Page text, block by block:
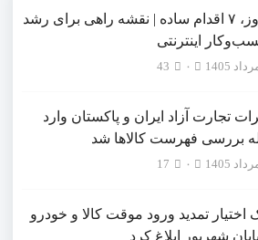
۳۰ روز، ۷ اقدام ساده | نقشه راهی برای رشد
اینترنتی
43
تجارت آزاد ایران و پاکستان وارد
بررسی فهرست کالاها شد
17
اختیار تمدید ورود موقت کالا و خودرو
پایان شهریور ابلاغ کرد